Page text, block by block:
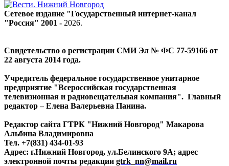
Сетевое издание "Государственный интернет-канал
"Россия" 2001 - 2026.
Свидетельство о регистрации СМИ Эл № ФС 77-59166 от
22 августа 2014 года.
Учредитель федеральное государственное унитарное
предприятие "Всероссийская государственная
телевизионная и радиовещательная компания". Главный
редактор – Елена Валерьевна Панина.
Редактор сайта ГТРК "Нижний Новгород" Макарова
Альбина Владимировна
Тел. +7(831) 434-01-93
Адрес: г.Нижний Новгород, ул.Белинского 9А; адрес
электронной почты редакции gtrk_nn@mail.ru